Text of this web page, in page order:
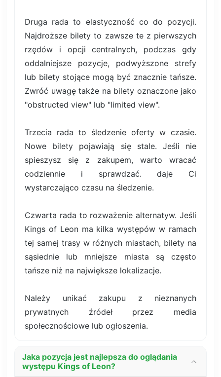
Druga rada to elastyczność co do pozycji.
Najdroższe bilety to zawsze te z pierwszych
rzędów i opcji centralnych, podczas gdy
oddalniejsze pozycje, podwyższone strefy
lub bilety stojące mogą być znacznie tańsze.
Zwróć uwagę także na bilety oznaczone jako
"obstructed view" lub "limited view".
Trzecia rada to śledzenie oferty w czasie.
Nowe bilety pojawiają się stale. Jeśli nie
spieszysz się z zakupem, warto wracać
codziennie i sprawdzać. daje Ci
wystarczająco czasu na śledzenie.
Czwarta rada to rozważenie alternatyw. Jeśli
Kings of Leon ma kilka występów w ramach
tej samej trasy w różnych miastach, bilety na
sąsiednie lub mniejsze miasta są często
tańsze niż na największe lokalizacje.
Należy unikać zakupu z nieznanych
prywatnych źródeł przez media
społecznościowe lub ogłoszenia.
Jaka pozycja jest najlepsza do oglądania
występu Kings of Leon?